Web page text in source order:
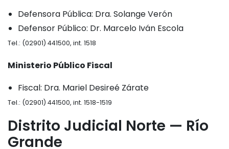
Defensora Pública: Dra. Solange Verón
Defensor Público: Dr. Marcelo Iván Escola
Tel.: (02901) 441500, int. 1518
Ministerio Público Fiscal
Fiscal: Dra. Mariel Desireé Zárate
Tel.: (02901) 441500, int. 1518-1519
Distrito Judicial Norte — Río
Grande